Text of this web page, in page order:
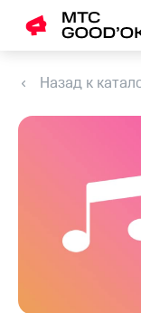
Назад к